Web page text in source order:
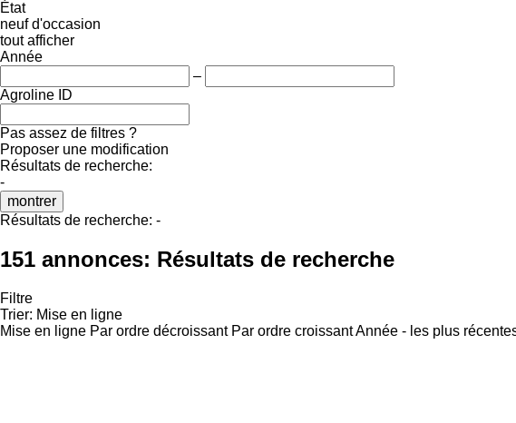
État
neuf d'occasion
tout afficher
Année
–
Agroline ID
Pas assez de filtres ?
Proposer une modification
Résultats de recherche:
-
montrer
Résultats de recherche: -
151 annonces: Résultats de recherche
Filtre
Trier: Mise en ligne
Mise en ligne Par ordre décroissant Par ordre croissantAnnée - les plus